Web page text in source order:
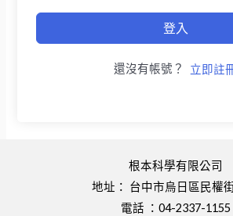
登入
還沒有帳號？ 立即註
根本科學有限公司
地址： 台中市烏日區民權
電話 ：04-2337-1155